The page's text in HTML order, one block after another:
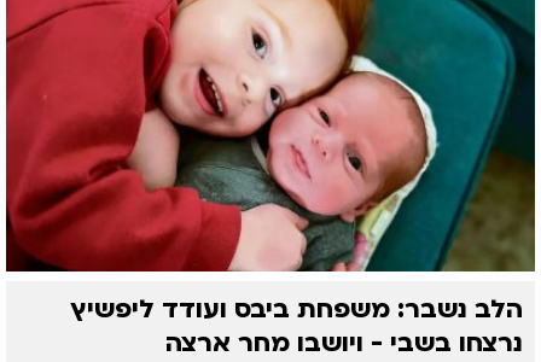
הלב נשבר: משפחת ביבס ועודד ליפשיץ
נרצחו בשבי - ויושבו מחר ארצה